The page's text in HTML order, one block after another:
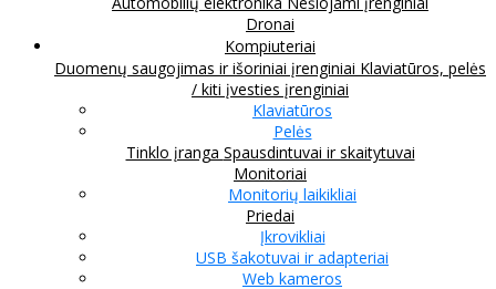
Dronai
Kompiuteriai
Duomenų saugojimas ir išoriniai įrenginiai Klaviatūros, pelės
/ kiti įvesties įrenginiai
Klaviatūros
Pelės
Tinklo įranga Spausdintuvai ir skaitytuvai
Monitoriai
Monitorių laikikliai
Priedai
Įkrovikliai
USB šakotuvai ir adapteriai
Web kameros